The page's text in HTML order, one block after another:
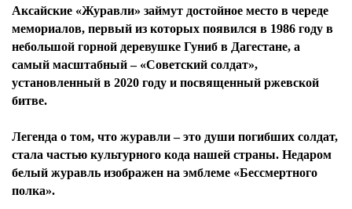
Аксайские «Журавли» займут достойное место в череде
мемориалов, первый из которых появился в 1986 году в
небольшой горной деревушке Гуниб в Дагестане, а
самый масштабный – «Советский солдат»,
установленный в 2020 году и посвященный ржевской
битве.
Легенда о том, что журавли – это души погибших солдат,
стала частью культурного кода нашей страны. Недаром
белый журавль изображен на эмблеме «Бессмертного
полка».